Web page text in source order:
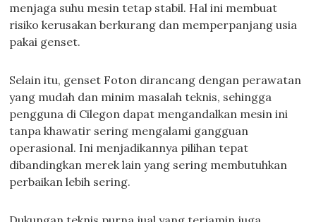
menjaga suhu mesin tetap stabil. Hal ini membuat
risiko kerusakan berkurang dan memperpanjang usia
pakai genset.
Selain itu, genset Foton dirancang dengan perawatan
yang mudah dan minim masalah teknis, sehingga
pengguna di Cilegon dapat mengandalkan mesin ini
tanpa khawatir sering mengalami gangguan
operasional. Ini menjadikannya pilihan tepat
dibandingkan merek lain yang sering membutuhkan
perbaikan lebih sering.